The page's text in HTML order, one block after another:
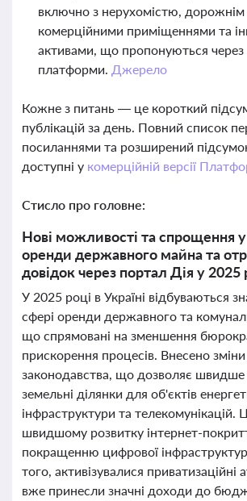
включно з нерухомістю,
комерційними приміщеннями та
активами, що пропонуються через
платформи. Джерело
Кожне з питань — це короткий
публікацій за день. Повний список
посиланнями та розширений
доступні у комерційній версії
Стисло про головне:
Нові можливості та спрощення
оренди державного майна та
довідок через портал Дія у 2025
У 2025 році в Україні відбуваються
сфері оренди державного та
що спрямовані на зменшення
прискорення процесів. Внесено
законодавства, що дозволяє швидше
земельні ділянки для об'єктів
інфраструктури та телекомунікацій.
швидшому розвитку інтернет-
покращенню цифрової
того, активізувалися приватизаційні
вже принесли значні доходи до